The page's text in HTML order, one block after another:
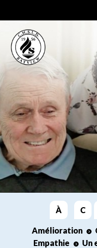
À C
Amélioration
Empathie
Un